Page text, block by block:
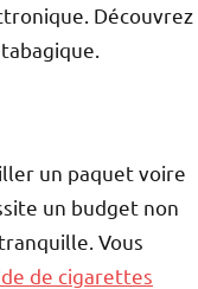
Découvrez
un paquet voire
un budget non
Vous
de cigarettes